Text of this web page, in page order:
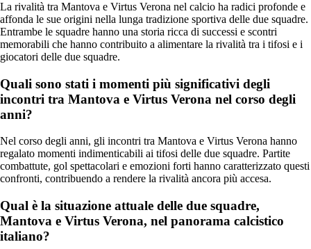
La rivalità tra Mantova e Virtus Verona nel calcio ha radici profonde e
affonda le sue origini nella lunga tradizione sportiva delle due squadre.
Entrambe le squadre hanno una storia ricca di successi e scontri
memorabili che hanno contribuito a alimentare la rivalità tra i tifosi e i
giocatori delle due squadre.
Quali sono stati i momenti più significativi degli
incontri tra Mantova e Virtus Verona nel corso degli
anni?
Nel corso degli anni, gli incontri tra Mantova e Virtus Verona hanno
regalato momenti indimenticabili ai tifosi delle due squadre. Partite
combattute, gol spettacolari e emozioni forti hanno caratterizzato questi
confronti, contribuendo a rendere la rivalità ancora più accesa.
Qual è la situazione attuale delle due squadre,
Mantova e Virtus Verona, nel panorama calcistico
italiano?